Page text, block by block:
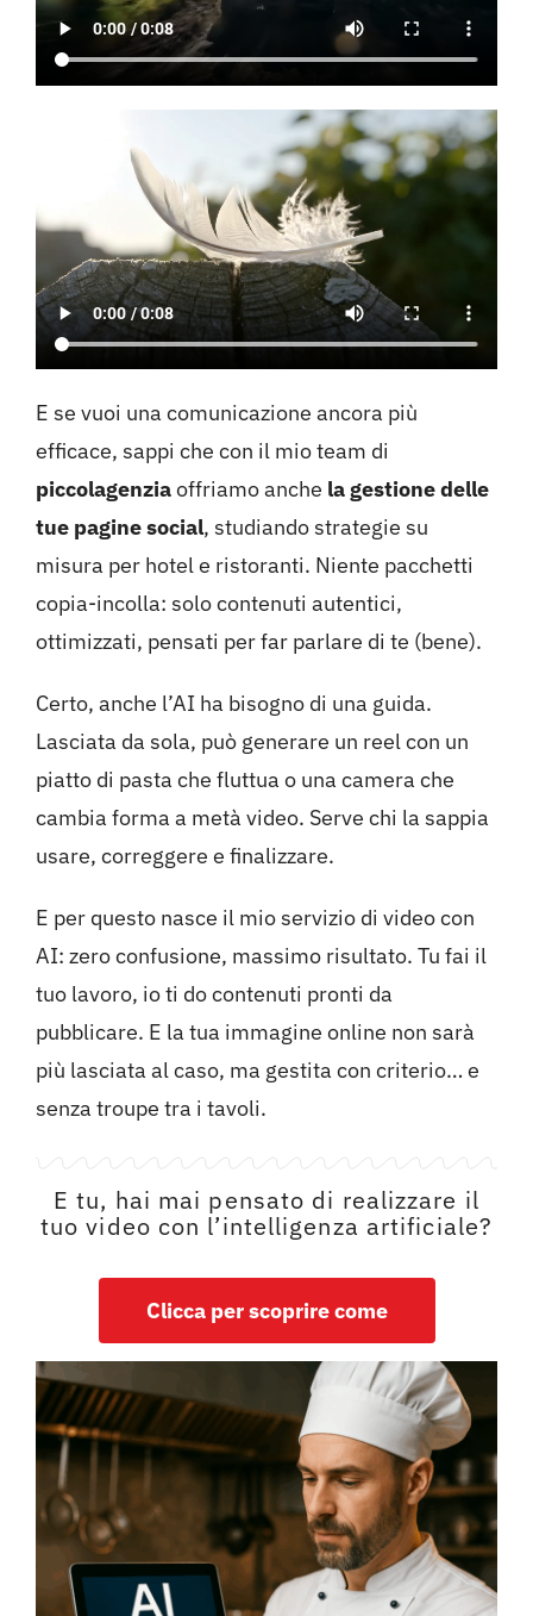
E se vuoi una comunicazione ancora più
efficace, sappi che con il mio team di
piccolagenziaoffriamo anche la gestione delle
tue pagine social, studiando strategie su
misura per hotel e ristoranti. Niente pacchetti
copia-incolla: solo contenuti autentici,
ottimizzati, pensati per far parlare di te (bene).
Certo, anche l’AI ha bisogno di una guida.
Lasciata da sola, può generare un reel con un
piatto di pasta che fluttua o una camera che
cambia forma a metà video. Serve chi la sappia
usare, correggere e finalizzare.
E per questo nasce il mio servizio di video con
AI: zero confusione, massimo risultato. Tu fai il
tuo lavoro, io ti do contenuti pronti da
pubblicare. E la tua immagine online non sarà
più lasciata al caso, ma gestita con criterio… e
senza troupe tra i tavoli.
E tu, hai mai pensato di realizzare il
tuo video con l’intelligenza artificiale?
Clicca per scoprire come